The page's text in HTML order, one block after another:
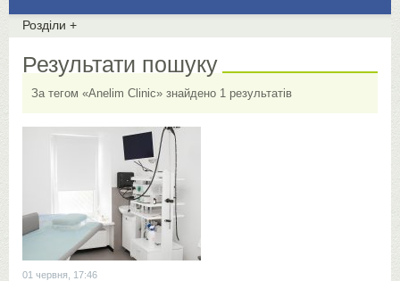
Розділи +
Результати пошуку
За тегом «Anelim Clinic» знайдено 1 результатів
01 червня, 17:46